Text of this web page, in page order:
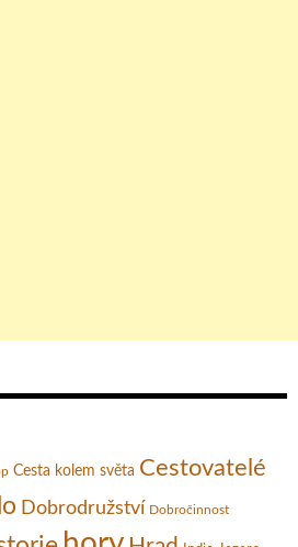
Cesta kolem světa Cestovatelé
Dobrodružství Dobročinnost